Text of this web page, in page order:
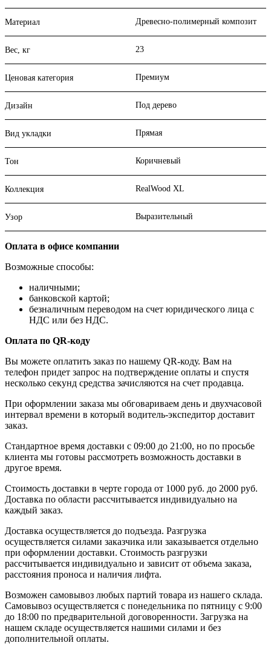
Материал Древесно-полимерный композит
Вес, кг 23
Ценовая категория Премиум
Дизайн Под дерево
Вид укладки Прямая
Тон Коричневый
Коллекция RealWood XL
Узор Выразительный
Оплата в офисе компании
Возможные способы:
наличными;
банковской картой;
безналичным переводом на счет юридического лица с
НДС или без НДС.
Оплата по QR-коду
Вы можете оплатить заказ по нашему QR-коду. Вам на
телефон придет запрос на подтверждение оплаты и спустя
несколько секунд средства зачисляются на счет продавца.
При оформлении заказа мы обговариваем день и двухчасовой
интервал времени в который водитель-экспедитор доставит
заказ.
Стандартное время доставки с 09:00 до 21:00, но по просьбе
клиента мы готовы рассмотреть возможность доставки в
другое время.
Стоимость доставки в черте города от 1000 руб. до 2000 руб.
Доставка по области рассчитывается индивидуально на
каждый заказ.
Доставка осуществляется до подъезда. Разгрузка
осуществляется силами заказчика или заказывается отдельно
при оформлении доставки. Стоимость разгрузки
рассчитывается индивидуально и зависит от объема заказа,
расстояния проноса и наличия лифта.
Возможен самовывоз любых партий товара из нашего склада.
Самовывоз осуществляется с понедельника по пятницу с 9:00
до 18:00 по предварительной договоренности. Загрузка на
нашем складе осуществляется нашими силами и без
дополнительной оплаты.